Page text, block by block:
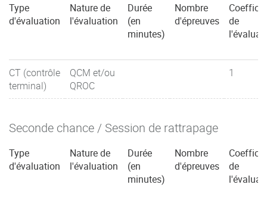
Type
d'évaluation
Nature de
l'évaluation
Durée
(en
minutes)
Nombre
d'épreuves
de
CT (contrôle
terminal)
QCM et/ou
QROC
1
Seconde chance / Session de rattrapage
Type
d'évaluation
Nature de
l'évaluation
Durée
(en
minutes)
Nombre
d'épreuves
de